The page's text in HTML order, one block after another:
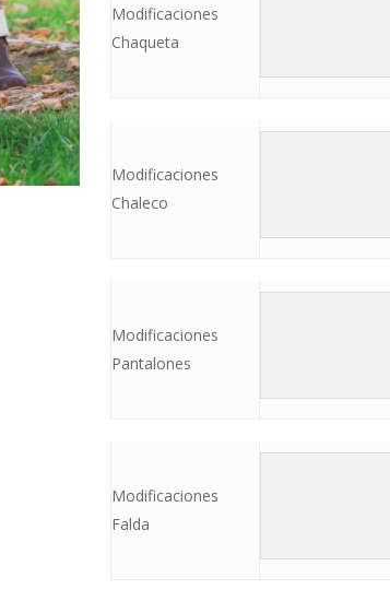
Modificaciones
Chaqueta
Modificaciones
Chaleco
Modificaciones
Pantalones
Modificaciones
Falda